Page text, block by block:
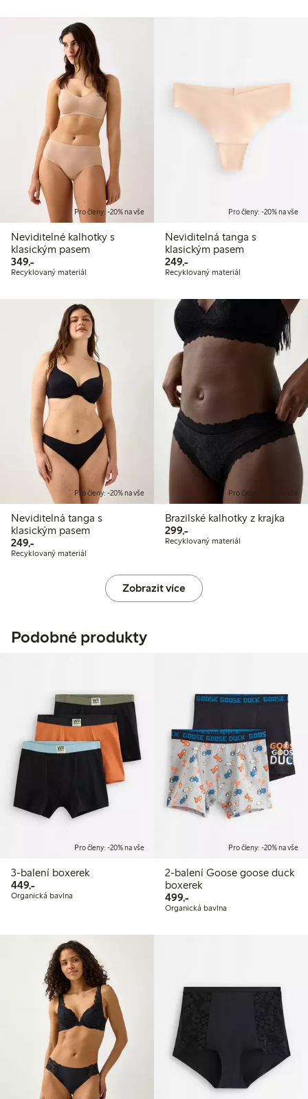
Pro členy: -20% na vše
Neviditelné kalhotky s
klasickým pasem
349,-349,00 Kč
Recyklovaný materiál
Pro členy: -20% na vše
Neviditelná tanga s
klasickým pasem
249,-249,00 Kč
Recyklovaný materiál
Pro členy: -20% na vše
Neviditelná tanga s
klasickým pasem
249,-249,00 Kč
Recyklovaný materiál
Pro členy: -20% na vše
Brazilské kalhotky z krajka
299,-299,00 Kč
Recyklovaný materiál
Zobrazit více
Podobné produkty
Pro členy: -20% na vše
3-balení boxerek
449,-449,00 Kč
Organická bavlna
Pro členy: -20% na vše
2-balení Goose goose duck
boxerek
499,-499,00 Kč
Organická bavlna